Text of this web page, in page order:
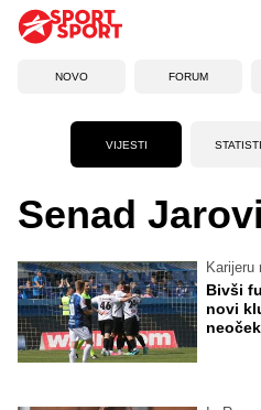
NOVO FORUM
VIJESTI
Senad
Karijeru
Bivši
novi